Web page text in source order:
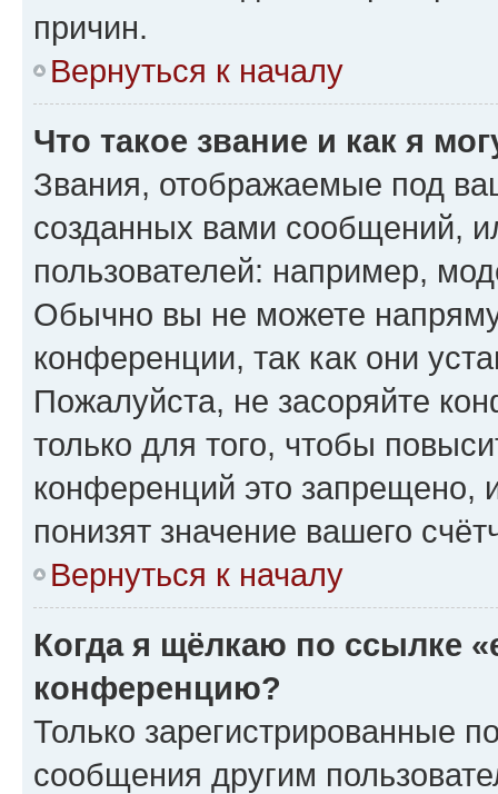
причин.
Вернуться к началу
Что такое звание и как я
Звания, отображаемые под
созданных вами сообщений,
пользователей: например,
Обычно вы не можете
конференции, так как они
Пожалуйста, не засоряйте
только для того, чтобы
конференций это запрещено,
понизят значение вашего
Вернуться к началу
Когда я щёлкаю по ссылке
конференцию?
Только зарегистрированные
сообщения другим